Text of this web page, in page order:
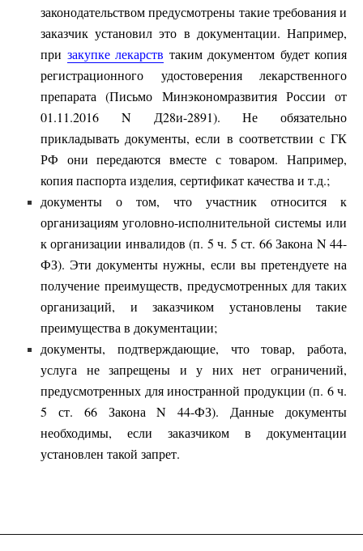
законодательством предусмотрены такие требования и
заказчик установил это в документации. Например,
при закупке лекарств таким документом будет копия
регистрационного удостоверения лекарственного
препарата (Письмо Минэкономразвития России от
01.11.2016 N Д28и-2891). Не обязательно
прикладывать документы, если в соответствии с ГК
РФ они передаются вместе с товаром. Например,
копия паспорта изделия, сертификат качества и т.д.;
документы о том, что участник относится к
организациям уголовно-исполнительной системы или
к организации инвалидов (п. 5 ч. 5 ст. 66 Закона N 44-
ФЗ). Эти документы нужны, если вы претендуете на
получение преимуществ, предусмотренных для таких
организаций, и заказчиком установлены такие
преимущества в документации;
документы, подтверждающие, что товар, работа,
услуга не запрещены и у них нет ограничений,
предусмотренных для иностранной продукции (п. 6 ч.
5 ст. 66 Закона N 44-ФЗ). Данные документы
необходимы, если заказчиком в документации
установлен такой запрет.